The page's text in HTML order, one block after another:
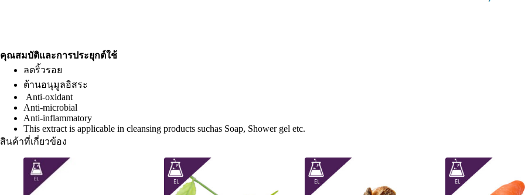
คุณสมบัติและการประยุกต์ใช้
ลดริ้วรอย
ต้านอนุมูลอิสระ
Anti-oxidant
Anti-microbial
Anti-inflammatory
This extract is applicable in cleansing products suchas Soap, Shower gel etc.
สินค้าที่เกี่ยวข้อง